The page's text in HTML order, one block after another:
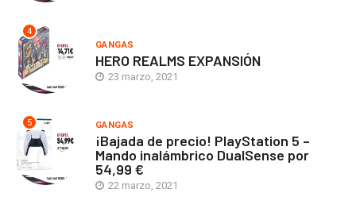
4
GANGAS
HERO REALMS EXPANSIÓN
23 marzo, 2021
5 GANGAS
¡Bajada de precio! PlayStation 5 –
Mando inalámbrico DualSense por
54,99 €
22 marzo, 2021